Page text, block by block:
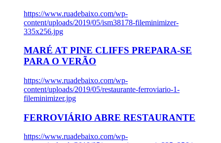
https://www.ruadebaixo.com/wp-
content/uploads/2019/05/ism38178-fileminimizer-
335x256.jpg
MARÉ AT PINE CLIFFS PREPARA-SE
PARA O VERÃO
https://www.ruadebaixo.com/wp-
content/uploads/2019/05/restaurante-ferroviario-1-
fileminimizer.jpg
FERROVIÁRIO ABRE RESTAURANTE
https://www.ruadebaixo.com/wp-